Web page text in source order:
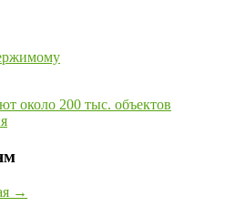
около 200 тыс. объектов
→